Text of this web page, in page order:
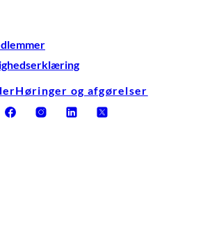
Høringer og afgørelser